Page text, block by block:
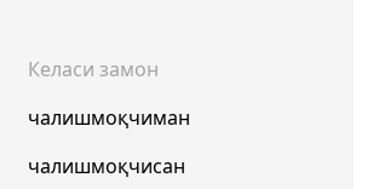
Келаси замон
чалишмоқчиман
чалишмоқчисан